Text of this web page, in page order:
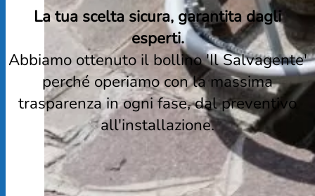
La tua scelta sicura, garantita dagli
esperti.
Abbiamo ottenuto il bollino 'Il Salvagente'
perché operiamo con la massima
trasparenza in ogni fase, dal preventivo
all'installazione.